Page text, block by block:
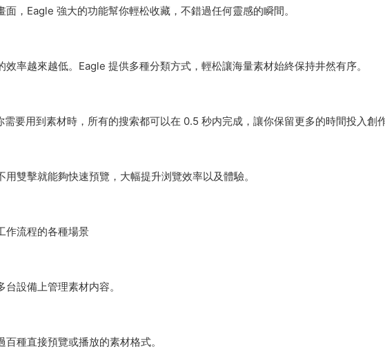
，Eagle 強大的功能幫你輕松收藏，不錯過任何靈感的瞬間。
率越來越低。Eagle 提供多種分類方式，輕松讓海量素材始終保持井然有序。
要用到素材時，所有的搜索都可以在 0.5 秒内完成，讓你保留更多的時間投入創
雙擊就能夠快速預覽，大幅提升浏覽效率以及體驗。
作流程的各種場景
設備上管理素材内容。
種直接預覽或播放的素材格式。